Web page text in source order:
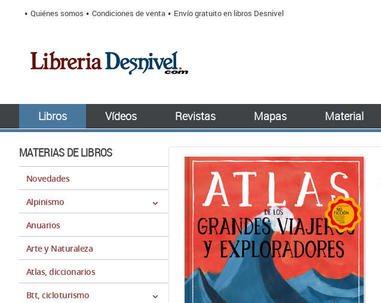
Quiénes somos Condiciones de venta Envío gratuito en libros Desnivel
Libros Vídeos Revistas Mapas Material
MATERIAS DE LIBROS
Novedades
Alpinismo
Anuarios
Arte y Naturaleza
Atlas, diccionarios
Btt, cicloturismo